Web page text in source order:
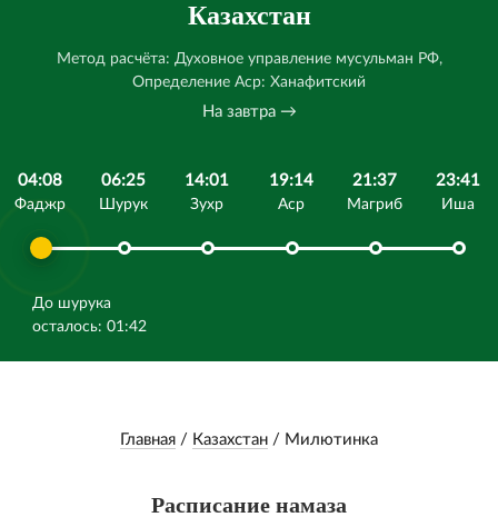
Казахстан
Метод расчёта: Духовное управление мусульман РФ,
Определение Аср: Ханафитский
На завтра →
04:08
Фаджр
До шурука
осталось: 01:42
06:25
Шурук
14:01
Зухр
19:14
Аср
21:37
Магриб
23:41
Иша
Главная / Казахстан / Милютинка
Расписание намаза